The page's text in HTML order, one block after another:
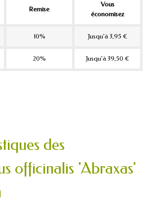
Remise
Vous
économisez
10% Jusqu'à 3,95 €
20% Jusqu'à 39,50 €
des
officinalis 'Abraxas'